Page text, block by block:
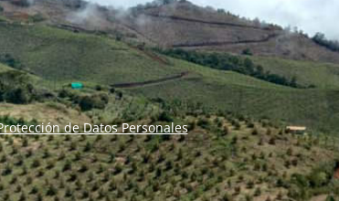
de Datos Personales